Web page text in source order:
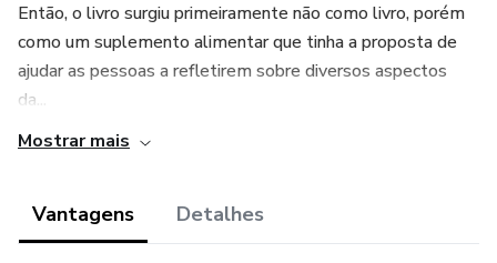
Então, o livro surgiu primeiramente não como livro, porém
como um suplemento alimentar que tinha a proposta de
ajudar as pessoas a refletirem sobre diversos aspectos
da...
Mostrar mais
Vantagens Detalhes